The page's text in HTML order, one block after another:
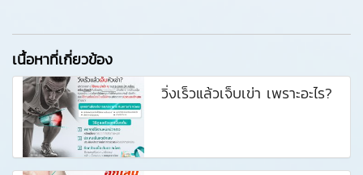
เนื้อหาที่เกี่ยวข้อง
วิ่งเร็วแล้วเจ็บเข่า เพราะอะไร?